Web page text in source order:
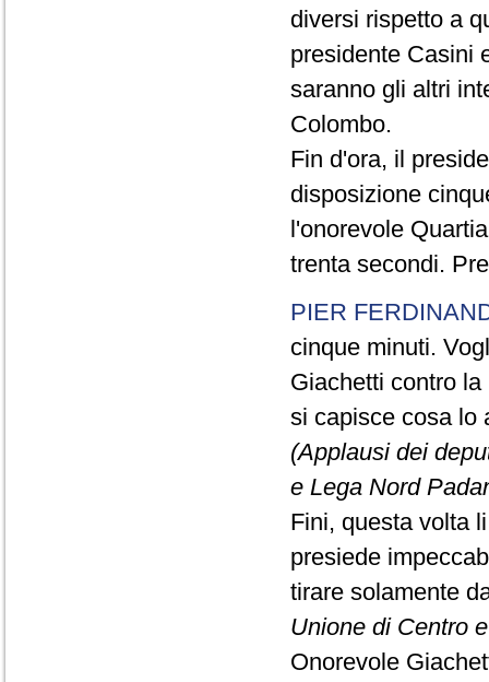
diversi rispetto a
presidente Casini
saranno gli altri
Colombo.
Fin d'ora, il
disposizione
l'onorevole
trenta secondi.
PIER
cinque minuti.
Giachetti contro
si capisce cosa lo
(Applausi dei
e Lega Nord
Fini, questa volta
presiede
tirare solamente
Unione di Centro
Onorevole